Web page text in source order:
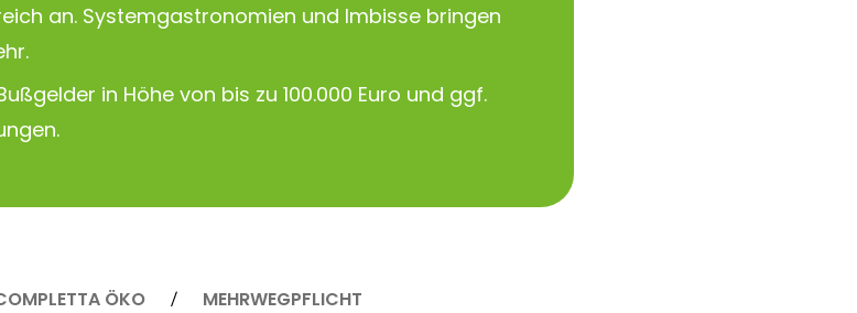
an. Systemgastronomien und Imbisse bringen
in Höhe von bis zu 100.000 Euro und ggf.
ÖKO MEHRWEGPFLICHT